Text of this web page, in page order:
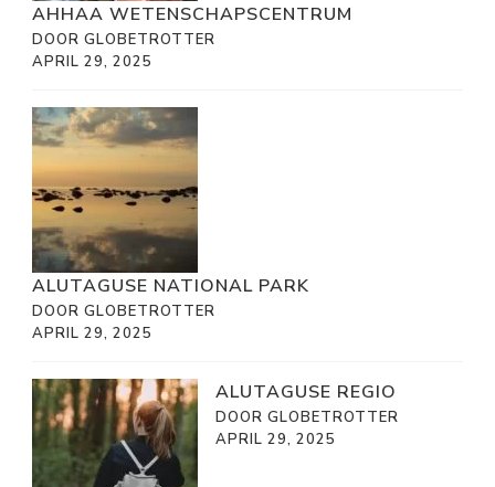
AHHAA WETENSCHAPSCENTRUM
DOOR GLOBETROTTER
APRIL 29, 2025
ALUTAGUSE NATIONAL PARK
DOOR GLOBETROTTER
APRIL 29, 2025
ALUTAGUSE REGIO
DOOR GLOBETROTTER
APRIL 29, 2025